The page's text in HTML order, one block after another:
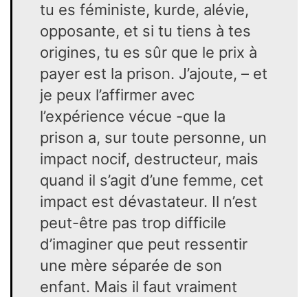
tu es féministe, kurde, alévie,
opposante, et si tu tiens à tes
origines, tu es sûr que le prix à
payer est la prison. J’ajoute, – et
je peux l’affirmer avec
l’expérience vécue -que la
prison a, sur toute personne, un
impact nocif, destructeur, mais
quand il s’agit d’une femme, cet
impact est dévastateur. Il n’est
peut-être pas trop difficile
d’imaginer que peut ressentir
une mère séparée de son
enfant. Mais il faut vraiment